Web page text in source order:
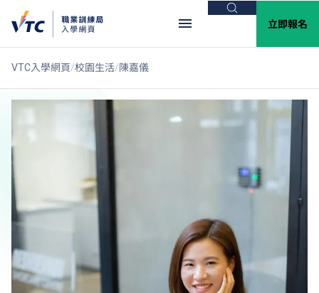
搜尋
立即報名
VTC入學網頁 校園生活 陳嘉儀